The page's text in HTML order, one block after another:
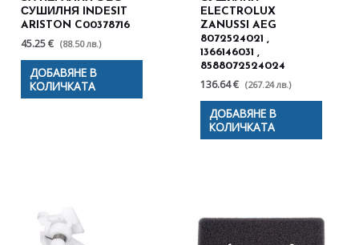
СУШИЛНЯ INDESIT
ARISTON C00378716
45.25 € (88.50 лв.)
ДОБАВЯНЕ В
КОЛИЧКАТА
ELECTROLUX
ZANUSSI AEG
8072524021 ,
1366146031 ,
8588072524024
136.64 € (267.24 лв.)
ДОБАВЯНЕ В
КОЛИЧКАТА